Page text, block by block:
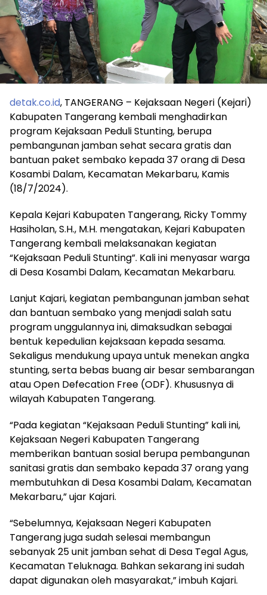
detak.co.id, TANGERANG – Kejaksaan Negeri (Kejari)
Kabupaten Tangerang kembali menghadirkan
program Kejaksaan Peduli Stunting, berupa
pembangunan jamban sehat secara gratis dan
bantuan paket sembako kepada 37 orang di Desa
Kosambi Dalam, Kecamatan Mekarbaru, Kamis
(18/7/2024).
Kepala Kejari Kabupaten Tangerang, Ricky Tommy
Hasiholan, S.H., M.H. mengatakan, Kejari Kabupaten
Tangerang kembali melaksanakan kegiatan
“Kejaksaan Peduli Stunting”. Kali ini menyasar warga
di Desa Kosambi Dalam, Kecamatan Mekarbaru.
Lanjut Kajari, kegiatan pembangunan jamban sehat
dan bantuan sembako yang menjadi salah satu
program unggulannya ini, dimaksudkan sebagai
bentuk kepedulian kejaksaan kepada sesama.
Sekaligus mendukung upaya untuk menekan angka
stunting, serta bebas buang air besar sembarangan
atau Open Defecation Free (ODF). Khususnya di
wilayah Kabupaten Tangerang.
“Pada kegiatan “Kejaksaan Peduli Stunting” kali ini,
Kejaksaan Negeri Kabupaten Tangerang
memberikan bantuan sosial berupa pembangunan
sanitasi gratis dan sembako kepada 37 orang yang
membutuhkan di Desa Kosambi Dalam, Kecamatan
Mekarbaru,” ujar Kajari.
“Sebelumnya, Kejaksaan Negeri Kabupaten
Tangerang juga sudah selesai membangun
sebanyak 25 unit jamban sehat di Desa Tegal Agus,
Kecamatan Teluknaga. Bahkan sekarang ini sudah
dapat digunakan oleh masyarakat,” imbuh Kajari.